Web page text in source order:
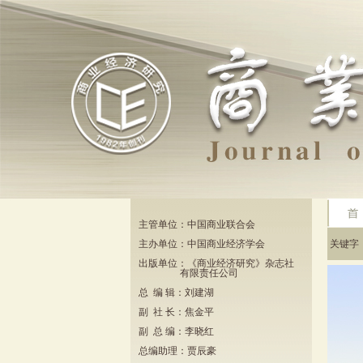
主管单位：中国商业联合会
主办单位：中国商业经济学会
出版单位：《商业经济研究》杂志社
有限责任公司
总 编 辑：刘建湖
副 社 长：焦金平
副 总 编：李晓红
总编助理：贾辰豪
关键字